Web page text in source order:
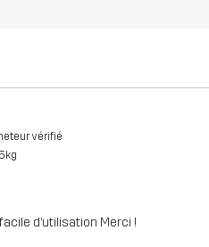
vérifié
d’utilisation Merci !